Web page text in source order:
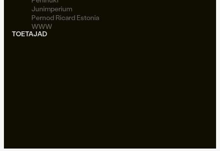
Junimperium
Pernod Ricard Estonia
WWW
TOETAJAD